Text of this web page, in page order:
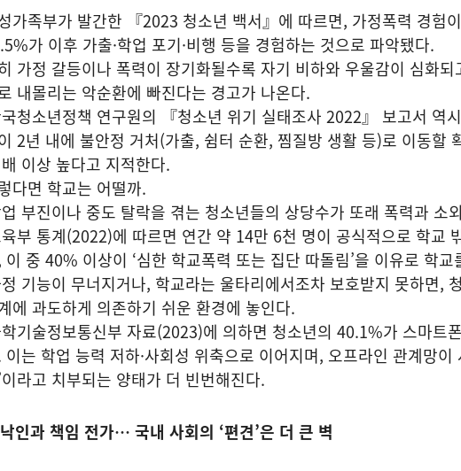
가족부가 발간한 『2023 청소년 백서』에 따르면, 가정폭력 경험
가 이후 가출·학업 포기·비행 등을 경험하는 것으로 파악됐다.
가정 갈등이나 폭력이 장기화될수록 자기 비하와 우울감이 심화
내몰리는 악순환에 빠진다는 경고가 나온다.
청소년정책 연구원의 『청소년 위기 실태조사 2022』 보고서 역
2년 내에 불안정 거처(가출, 쉼터 순환, 찜질방 생활 등)로 이동할
이상 높다고 지적한다.
다면 학교는 어떨까.
부진이나 중도 탈락을 겪는 청소년들의 상당수가 또래 폭력과 소
부 통계(2022)에 따르면 연간 약 14만 6천 명이 공식적으로 학교
이 중 40% 이상이 ‘심한 학교폭력 또는 집단 따돌림’을 이유로 학
기능이 무너지거나, 학교라는 울타리에서조차 보호받지 못하면,
에 과도하게 의존하기 쉬운 환경에 놓인다.
기술정보통신부 자료(2023)에 의하면 청소년의 40.1%가 스마트
이는 학업 능력 저하·사회성 위축으로 이어지며, 오프라인 관계망이
이라고 치부되는 양태가 더 빈번해진다.
낙인과 책임 전가… 국내 사회의 ‘편견’은 더 큰 벽